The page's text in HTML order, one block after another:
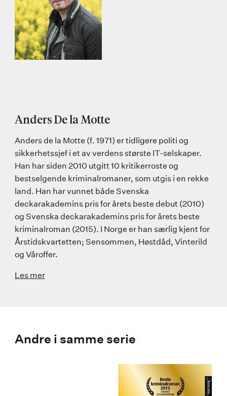
Anders De la Motte
Anders de la Motte (f. 1971) er tidligere politi og
sikkerhetssjef i et av verdens største IT-selskaper.
Han har siden 2010 utgitt 10 kritikerroste og
bestselgende kriminalromaner, som utgis i en rekke
land. Han har vunnet både Svenska
deckarakademins pris for årets beste debut (2010)
og Svenska deckarakademins pris for årets beste
kriminalroman (2015). I Norge er han særlig kjent for
Årstidskvartetten; Sensommen, Høstdåd, Vinterild
og Våroffer.
Les mer
Andre i samme serie